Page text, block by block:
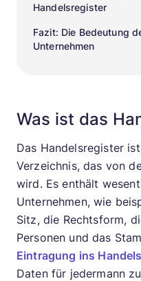
Handelsregister
Fazit: Die Bedeutung
Unternehmen
Was ist das
Das Handelsregister
Verzeichnis, das von
wird. Es enthält
Unternehmen, wie
Sitz, die Rechtsform,
Personen und das
Eintragung ins
Daten für jedermann